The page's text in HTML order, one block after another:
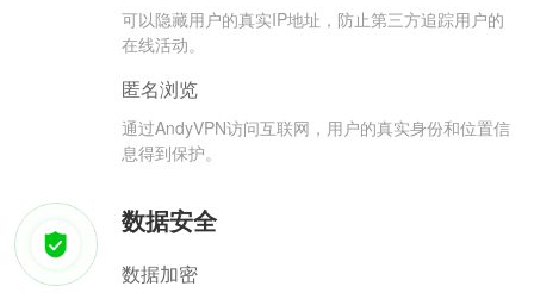
可以隐藏用户的真实IP地址，防止第三方追踪用户的
在线活动。
匿名浏览
通过AndyVPN访问互联网，用户的真实身份和位置信
息得到保护。
数据安全
数据加密